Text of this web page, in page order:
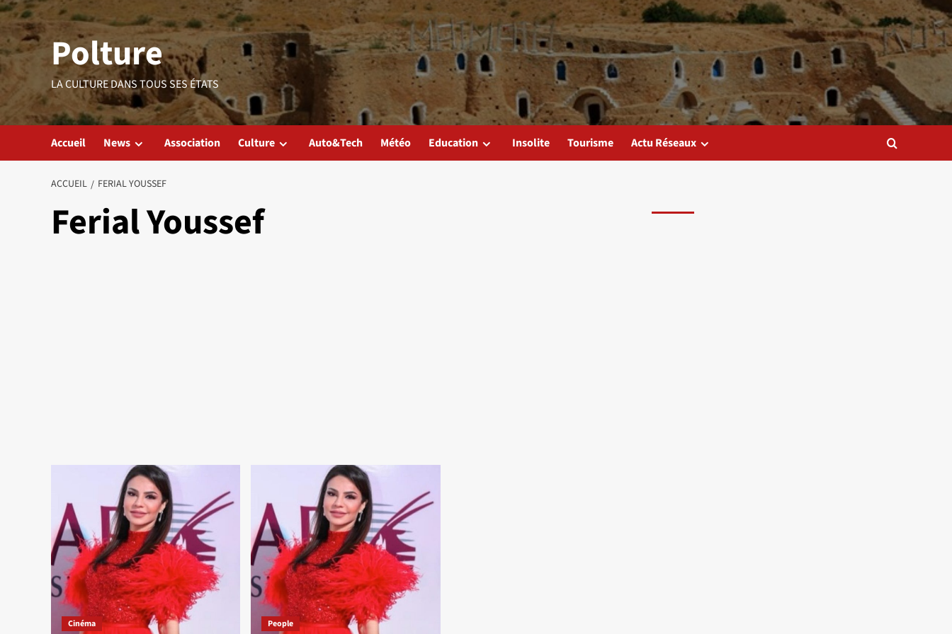
Aller
au
contenu
Polture
LA CULTURE DANS TOUS SES ÉTATS
Accueil News Association Culture Auto&Tech Météo Education Insolite Tourisme Actu Réseaux
ACCUEIL FERIAL YOUSSEF
Ferial Youssef
Cinéma People